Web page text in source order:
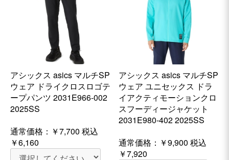
アシックス asics マルチSP
ウェア ドライクロスロゴテ
ープパンツ 2031E966-002
2025SS
通常価格： ￥7,700 税込
￥6,160
アシックス asics マルチSP
ウェア ユニセックス ドラ
イアクティモーションクロ
スフーディージャケット
2031E980-402 2025SS
通常価格： ￥9,900 税込
￥7,920